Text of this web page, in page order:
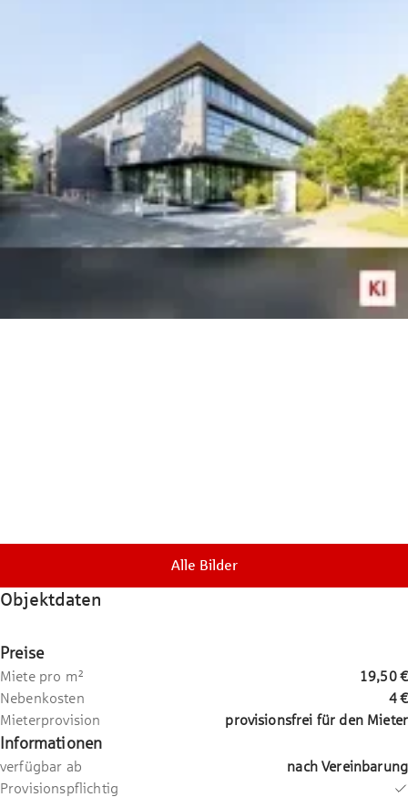
Alle Bilder
Objektdaten
Preise
Miete pro m²
19,50 €
Nebenkosten
4 €
Mieterprovision
provisionsfrei für den Mieter
Informationen
verfügbar ab
nach Vereinbarung
Provisionspflichtig